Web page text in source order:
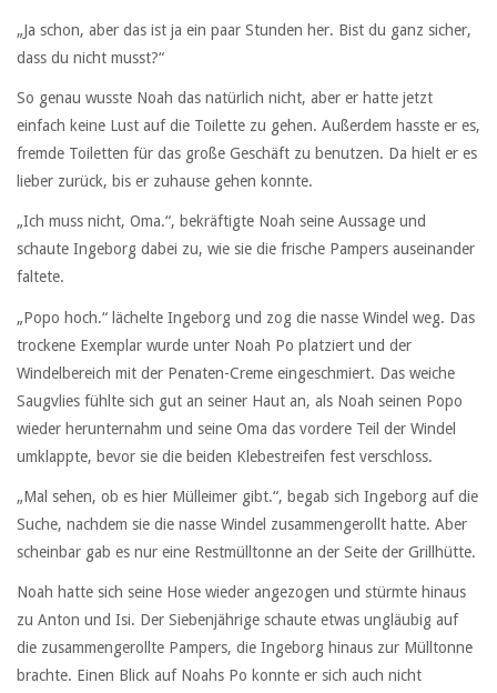
„Ja schon, aber das ist ja ein paar Stunden her. Bist du ganz sicher,
dass du nicht musst?“
So genau wusste Noah das natürlich nicht, aber er hatte jetzt
einfach keine Lust auf die Toilette zu gehen. Außerdem hasste er es,
fremde Toiletten für das große Geschäft zu benutzen. Da hielt er es
lieber zurück, bis er zuhause gehen konnte.
„Ich muss nicht, Oma.“, bekräftigte Noah seine Aussage und
schaute Ingeborg dabei zu, wie sie die frische Pampers auseinander
faltete.
„Popo hoch.“ lächelte Ingeborg und zog die nasse Windel weg. Das
trockene Exemplar wurde unter Noah Po platziert und der
Windelbereich mit der Penaten-Creme eingeschmiert. Das weiche
Saugvlies fühlte sich gut an seiner Haut an, als Noah seinen Popo
wieder herunternahm und seine Oma das vordere Teil der Windel
umklappte, bevor sie die beiden Klebestreifen fest verschloss.
„Mal sehen, ob es hier Mülleimer gibt.“, begab sich Ingeborg auf die
Suche, nachdem sie die nasse Windel zusammengerollt hatte. Aber
scheinbar gab es nur eine Restmülltonne an der Seite der Grillhütte.
Noah hatte sich seine Hose wieder angezogen und stürmte hinaus
zu Anton und Isi. Der Siebenjährige schaute etwas ungläubig auf
die zusammengerollte Pampers, die Ingeborg hinaus zur Mülltonne
brachte. Einen Blick auf Noahs Po konnte er sich auch nicht